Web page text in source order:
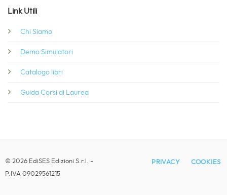
Link Utili
Chi Siamo
Demo Simulatori
Catalogo libri
Guida Corsi di Laurea
© 2026 EdiSES Edizioni S.r.l. -
P.IVA 09029561215
PRIVACY COOKIES